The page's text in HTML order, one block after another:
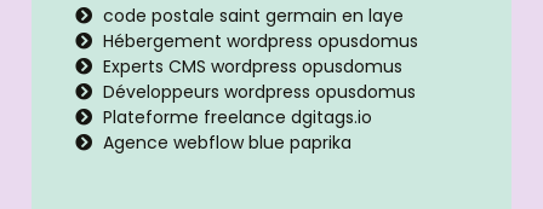
code postale saint germain en laye
Hébergement wordpress opusdomus
Experts CMS wordpress opusdomus
Développeurs wordpress opusdomus
Plateforme freelance dgitags.io
Agence webflow blue paprika